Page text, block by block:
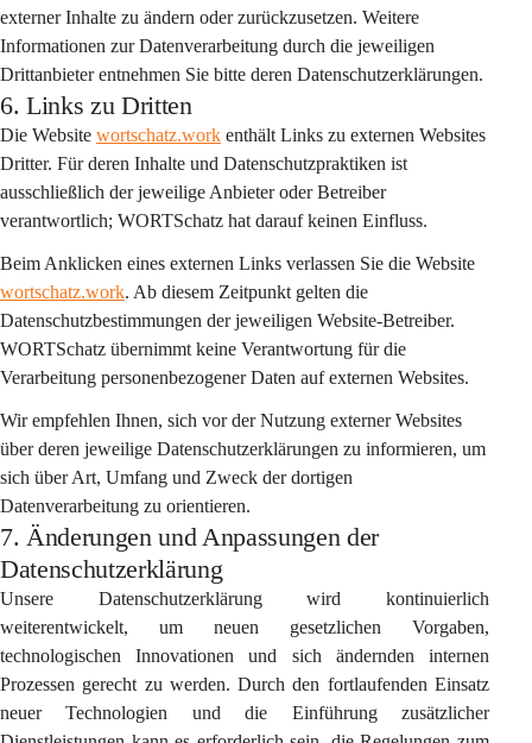
externer Inhalte zu ändern oder zurückzusetzen. Weitere
Informationen zur Datenverarbeitung durch die jeweiligen
Drittanbieter entnehmen Sie bitte deren Datenschutzerklärungen.
6. Links zu Dritten
Die Website wortschatz.work enthält Links zu externen Websites
Dritter. Für deren Inhalte und Datenschutzpraktiken ist
ausschließlich der jeweilige Anbieter oder Betreiber
verantwortlich; WORTSchatz hat darauf keinen Einfluss.
Beim Anklicken eines externen Links verlassen Sie die Website
wortschatz.work. Ab diesem Zeitpunkt gelten die
Datenschutzbestimmungen der jeweiligen Website-Betreiber.
WORTSchatz übernimmt keine Verantwortung für die
Verarbeitung personenbezogener Daten auf externen Websites.
Wir empfehlen Ihnen, sich vor der Nutzung externer Websites
über deren jeweilige Datenschutzerklärungen zu informieren, um
sich über Art, Umfang und Zweck der dortigen
Datenverarbeitung zu orientieren.
7. Änderungen und Anpassungen der
Datenschutzerklärung
Unsere Datenschutzerklärung wird kontinuierlich
weiterentwickelt, um neuen gesetzlichen Vorgaben,
technologischen Innovationen und sich ändernden internen
Prozessen gerecht zu werden. Durch den fortlaufenden Einsatz
neuer Technologien und die Einführung zusätzlicher